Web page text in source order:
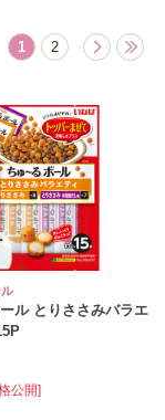
1
2
ル とりささみバラエ
公開]